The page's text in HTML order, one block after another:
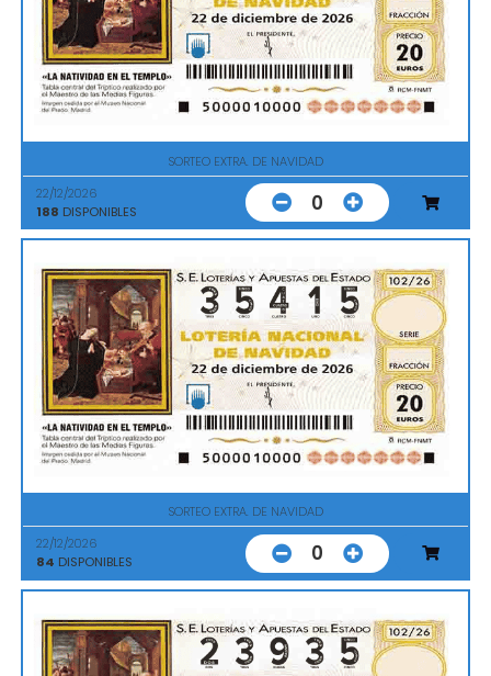
SORTEO EXTRA. DE NAVIDAD
22/12/2026
188 DISPONIBLES 0
SORTEO EXTRA. DE NAVIDAD
22/12/2026
84 DISPONIBLES 0